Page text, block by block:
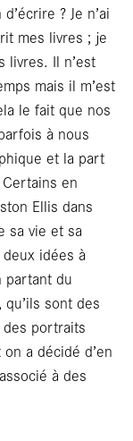
? Je n’ai
mes livres ; je
livres. Il n’est
mais il m’est
le fait que nos
à nous
et la part
en
Ellis dans
sa vie et sa
idées à
partant du
sont des
des portraits
a décidé d’en
à des